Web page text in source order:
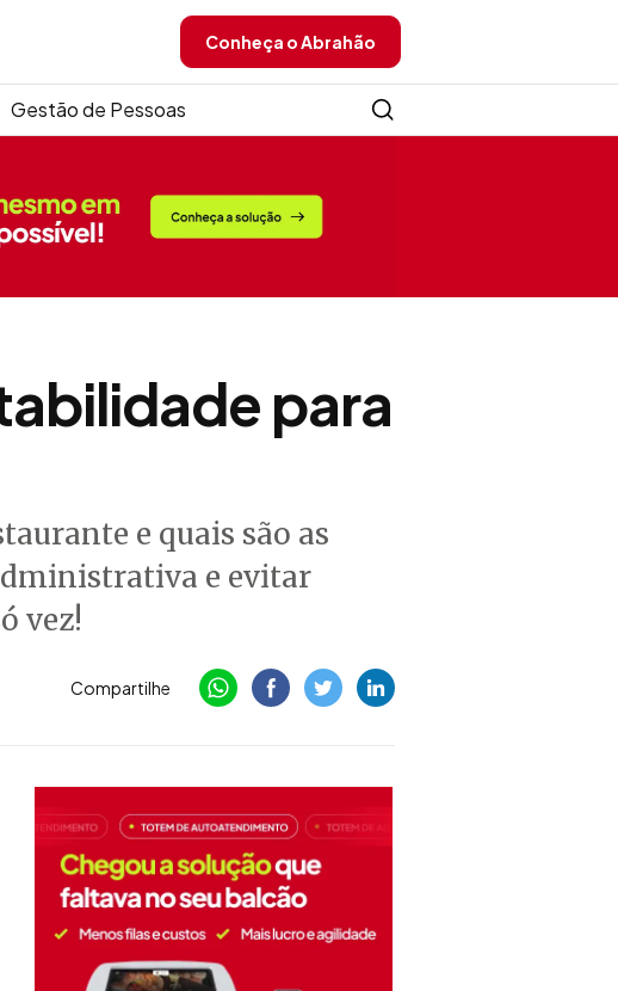
Gestão de Pessoas
Conheça o Abrahão
para
e quais são as
e evitar
vez!
Compartilhe